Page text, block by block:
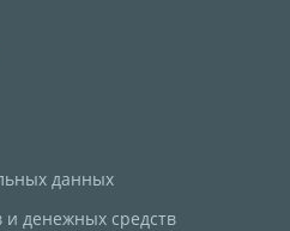
данных
и денежных средств